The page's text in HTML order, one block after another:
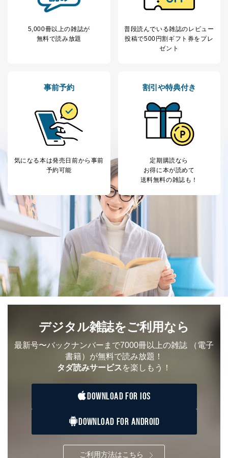
改訂：2025年2月20日
株式会社富士山マガジンサービス
代表取締役会長 西野 伸一郎
当社は以下の個人情報保護管理者を設置し、個人情報保
護管理者の責任のもと、個人情報を取得・アクセス・利
用・提供・管理いたします。
東京都渋谷区南平台町16-11
株式会社富士山マガジンサービス
個人情報保護管理者: 経営管理グループディレクター 前
田 嘉也
当社が取り扱う開示対象個人情報の利用目的は次のとお
りです。
No
個人情報の種類 利用目的
1
当社の定期購読サ
ービス等をご利用
の方の個人情報
購入商品の配送のため
商品代金回収のため
ｅメール等による商品、サービ
ス、キャンペーン等の広告の案内
のため
個人が特定できない形で取得した
閲覧履歴や購買履歴等の情報を分
広告のため
2 いただいた方の個
処、オペレーター教育など応対品
質向上のため
当社カスタマーQ＆
カスタマーQ＆Aサイトの投稿内容
ｅメール等によるカスタマーQ＆A
サイトのサービス内容のご案内の
ｅメール等による商品、サービ
ス、キャンペーン等の広告に関す
るご案内のため
採用応募者の方の
採用選考、ご連絡のため
5,000冊以上の雑誌が
無料で読み放題
普段読んでいる雑誌のレビュー
投稿で500円割ギフト券をプレ
ゼント
事前予約
気になる本は発売日前から事前
予約可能
割引や特典付き
定期購読なら
お得に本が読めて
送料無料の雑誌も！
デジタル雑誌をご利用なら
最新号〜バックナンバーまで7000冊以上の雑誌 （電子
書籍）が無料で読み放題！
タダ読みサービスを楽しもう！
DOWNLOAD FOR IOS
DOWNLOAD FOR ANDROID
ご利用方法はこちら